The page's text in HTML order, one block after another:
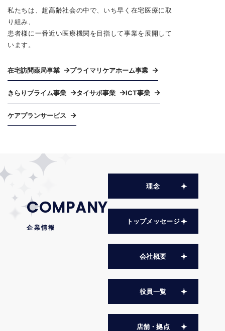
私たちは、超高齢社会の中で、いち早く在宅医療に取
り組み、
患者様に一番近い医療機関を目指して事業を展開して
います。
在宅訪問薬局事業 プライマリケアホーム事業
きらりプライム事業 タイサポ事業 ICT事業
ケアプランサービス
COMPANY
企業情報
理念
トップメッセージ
会社概要
役員一覧
店舗・拠点